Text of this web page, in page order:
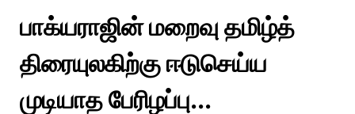
Throwback
Television
பாக்யராஜின் மறைவு தமிழ்த்
திரையுலகிற்கு ஈடுசெய்ய
முடியாத பேரிழப்பு...